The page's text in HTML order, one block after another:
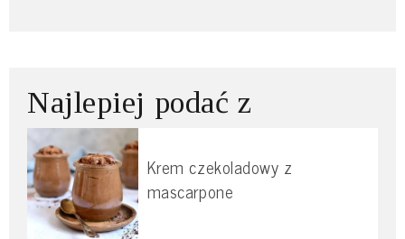
Najlepiej podać z
Krem czekoladowy z
mascarpone